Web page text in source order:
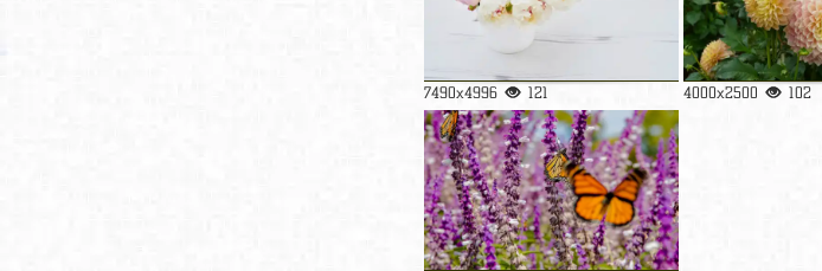
7490x4996 121 4000x2500 102